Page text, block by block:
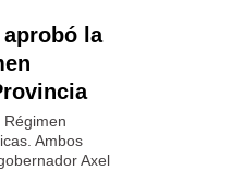
aprobó la
Régimen
Ambos
Axel